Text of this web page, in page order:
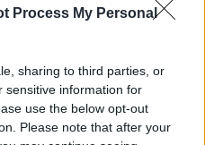
Process My Personal
sharing to third parties, or
sensitive information for
use the below opt-out
Please note that after your